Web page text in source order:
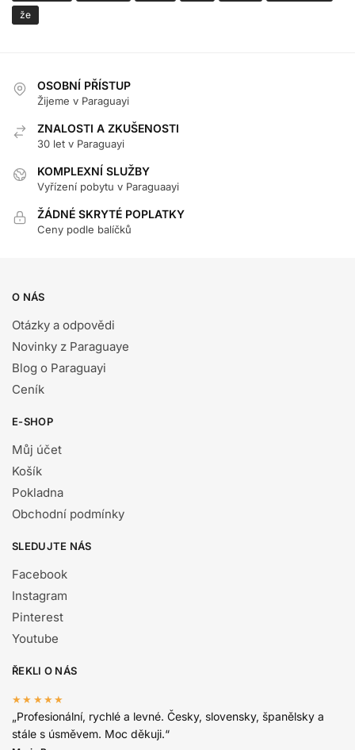
že
OSOBNÍ PŘÍSTUP
Žijeme v Paraguayi
ZNALOSTI A ZKUŠENOSTI
30 let v Paraguayi
KOMPLEXNÍ SLUŽBY
Vyřízení pobytu v Paraguaayi
ŽÁDNÉ SKRYTÉ POPLATKY
Ceny podle balíčků
O NÁS
Otázky a odpovědi
Novinky z Paraguaye
Blog o Paraguayi
Ceník
E-SHOP
Můj účet
Košík
Pokladna
Obchodní podmínky
SLEDUJTE NÁS
Facebook
Instagram
Pinterest
Youtube
ŘEKLI O NÁS
★★★★★
„Profesionální, rychlé a levné. Česky, slovensky, španělsky a
stále s úsměvem. Moc děkuji.“